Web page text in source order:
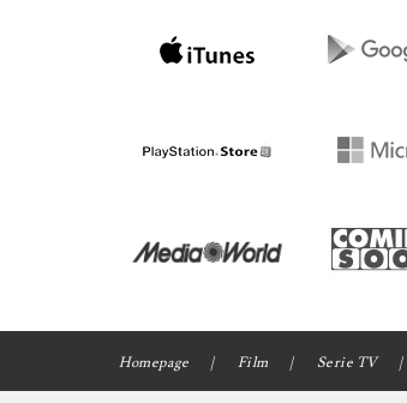
Homepage Film Serie TV